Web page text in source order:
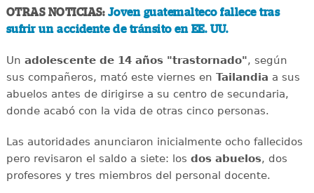
OTRAS NOTICIAS: Joven guatemalteco fallece tras
sufrir un accidente de tránsito en EE. UU.
Un adolescente de 14 años "trastornado", según
sus compañeros, mató este viernes en Tailandia a sus
abuelos antes de dirigirse a su centro de secundaria,
donde acabó con la vida de otras cinco personas.
Las autoridades anunciaron inicialmente ocho fallecidos
pero revisaron el saldo a siete: los dos abuelos, dos
profesores y tres miembros del personal docente.